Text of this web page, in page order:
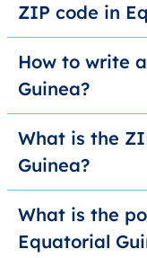
ZIP code in
How to write
Guinea?
What is the
Guinea?
What is the
Equatorial